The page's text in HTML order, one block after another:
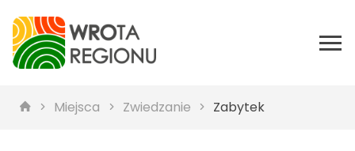
Miejsca Zwiedzanie Zabytek